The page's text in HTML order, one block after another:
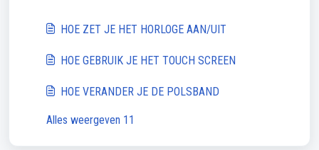
HOE ZET JE HET HORLOGE AAN/UIT
HOE GEBRUIK JE HET TOUCH SCREEN
HOE VERANDER JE DE POLSBAND
Alles weergeven 11